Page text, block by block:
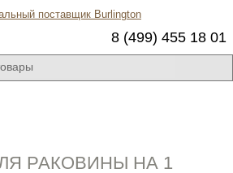
8 (499) 455 18 01
РАКОВИНЫ НА 1